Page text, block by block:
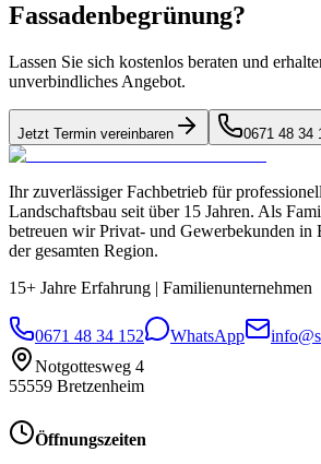
Fassadenbegrünung?
Lassen Sie sich kostenlos beraten und
unverbindliches Angebot.
Jetzt Termin vereinbaren 0671 48 34
Ihr zuverlässiger Fachbetrieb für
Landschaftsbau seit über 15 Jahren. Als
betreuen wir Privat- und Gewerbekunden in
der gesamten Region.
15+ Jahre Erfahrung | Familienunternehmen
0671 48 34 152 WhatsApp
Notgottesweg 4
55559 Bretzenheim
Öffnungszeiten